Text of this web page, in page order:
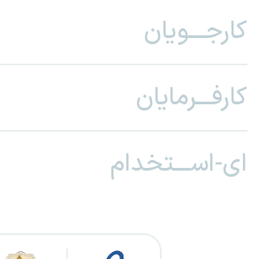
کارجـــویان
کارفـــرمایان
ای-اســـتخدام